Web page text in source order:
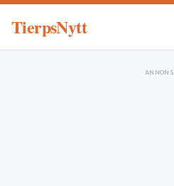
TierpsNytt
ANNONS